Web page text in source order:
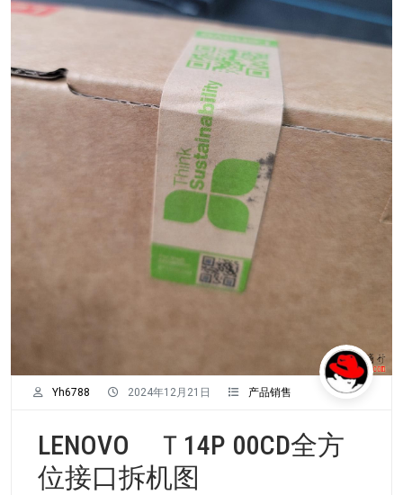
Yh6788 2024年12月21日 产品销售
LENOVO Ｔ14P 00CD全方
位接口拆机图